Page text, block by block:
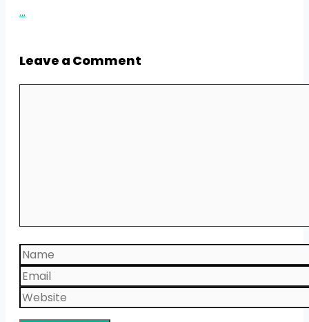
...
Leave a Comment
Name
Email
Website